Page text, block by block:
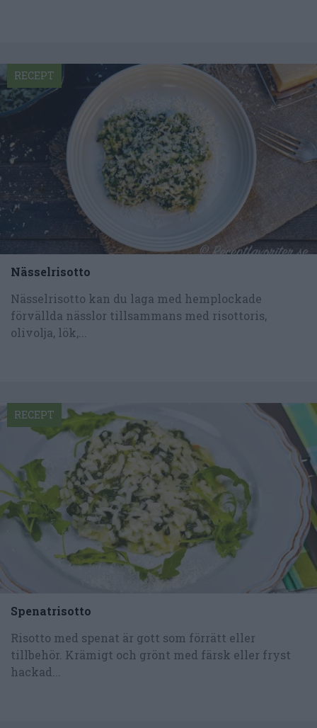
Nässelrisotto
Nässelrisotto kan du laga med hemplockade
förvällda nässlor tillsammans med risottoris,
olivolja, lök,...
RECEPT
Spenatrisotto
Risotto med spenat är gott som förrätt eller
tillbehör. Krämigt och grönt med färsk eller fryst
hackad...
RECEPT